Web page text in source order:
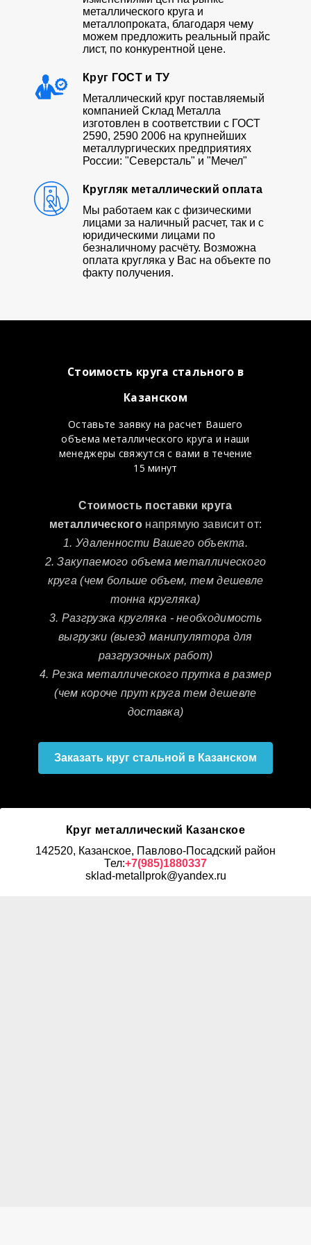
металлического круга и
металлопроката, благодаря чему
можем предложить реальный прайс
лист, по конкурентной цене.
Круг ГОСТ и ТУ
Металлический круг поставляемый
компанией Склад Металла
изготовлен в соответствии с ГОСТ
2590, 2590 2006 на крупнейших
металлургических предприятиях
России: "Северсталь" и "Мечел"
Кругляк металлический оплата
Мы работаем как с физическими
лицами за наличный расчет, так и с
юридическими лицами по
безналичному расчёту. Возможна
оплата кругляка у Вас на объекте по
факту получения.
Стоимость круга стального в
Казанском
Оставьте заявку на расчет Вашего
объема металлического круга и наши
менеджеры свяжутся с вами в течение
15 минут
Стоимость поставки круга
металлического напрямую зависит от:
1. Удаленности Вашего объекта.
2. Закупаемого объема металлического
круга (чем больше объем, тем дешевле
тонна кругляка)
3. Разгрузка кругляка - необходимость
выгрузки (выезд манипулятора для
разгрузочных работ)
4. Резка металлического прутка в размер
(чем короче прут круга тем дешевле
доставка)
Заказать круг стальной в Казанском
Круг металлический Казанское
142520, Казанское, Павлово-Посадский район
Тел:+7(985)1880337
sklad-metallprok@yandex.ru